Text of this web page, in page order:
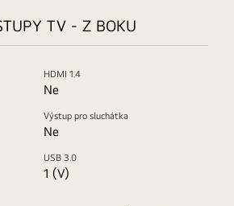
TV - Z BOKU
HDMI 1.4
Ne
Výstup pro sluchátka
Ne
USB 3.0
1 (V)